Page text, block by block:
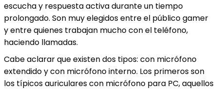
escucha y respuesta activa durante un tiempo
prolongado. Son muy elegidos entre el público gamer
y entrequienes trabajan mucho con el teléfono,
haciendo llamadas.
Cabe aclarar que existen dos tipos: con micrófono
extendido y con micrófono interno. Los primeros son
los típicos auriculares con micrófono para PC, aquellos